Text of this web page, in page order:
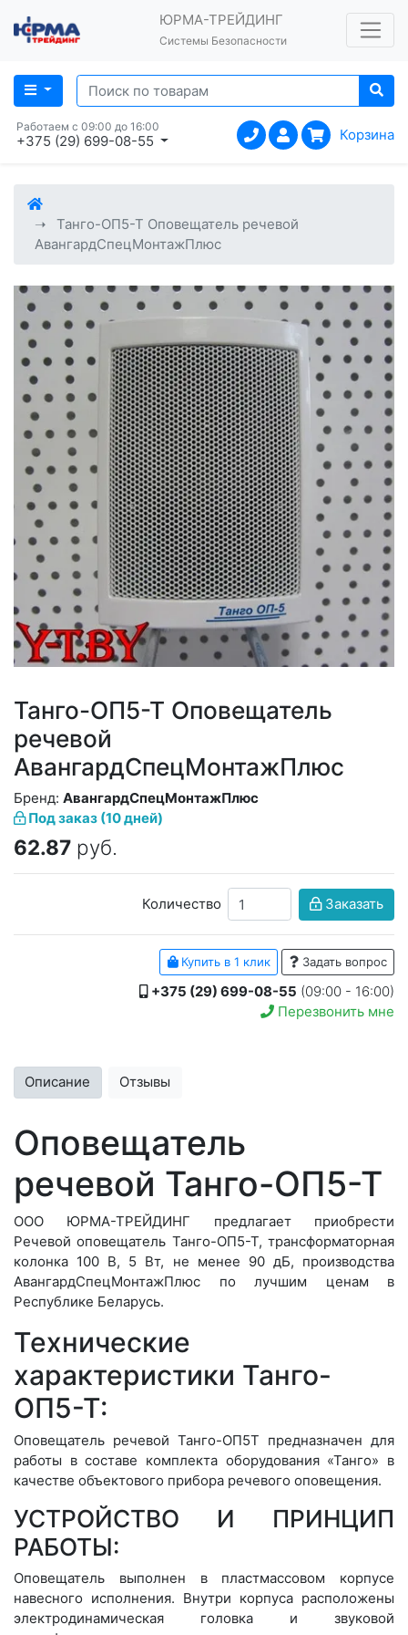
ЮРМА-ТРЕЙДИНГ
Системы Безопасности
Работаем с 09:00 до 16:00
+375 (29) 699-08-55 Корзина
Танго-ОП5-Т Оповещатель речевой
АвангардСпецМонтажПлюс
Танго-ОП5-Т Оповещатель
речевой
АвангардСпецМонтажПлюс
Под заказ (10 дней)
Бренд: АвангардСпецМонтажПлюс
62.87 руб.
Количество Заказать
Купить в 1 клик Задать вопрос
+375 (29) 699-08-55 (09:00 - 16:00)
Перезвонить мне
Описание Отзывы
Оповещатель
речевой Танго-ОП5-Т
ООО ЮРМА-ТРЕЙДИНГ предлагает приобрести
Речевой оповещатель Танго-ОП5-Т, трансформаторная
колонка 100 В, 5 Вт, не менее 90 дБ, производства
АвангардСпецМонтажПлюс по лучшим ценам в
Республике Беларусь.
Технические
характеристики Танго-
ОП5-Т:
Оповещатель речевой Танго-ОП5Т предназначен для
работы в составе комплекта оборудования «Танго» в
качестве объектового прибора речевого оповещения.
УСТРОЙСТВО И ПРИНЦИП
РАБОТЫ:
Оповещатель выполнен в пластмассовом корпусе
навесного исполнения. Внутри корпуса расположены
электродинамическая головка и звуковой